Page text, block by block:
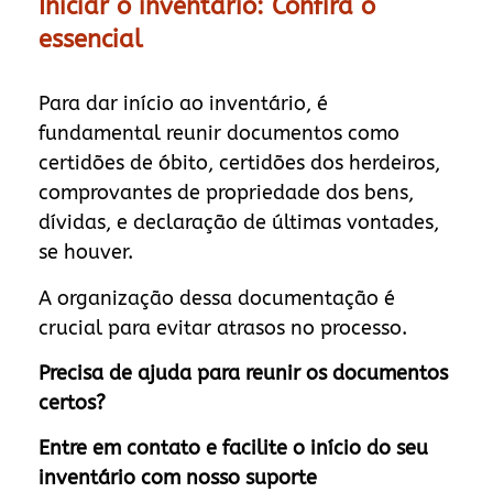
Iniciar o inventário: Confira o
essencial
Para dar início ao inventário, é
fundamental reunir documentos como
certidões de óbito, certidões dos herdeiros,
comprovantes de propriedade dos bens,
dívidas, e declaração de últimas vontades,
se houver.
A organização dessa documentação é
crucial para evitar atrasos no processo.
Precisa de ajuda para reunir os documentos
certos?
Entre em contato e facilite o início do seu
inventário com nosso suporte